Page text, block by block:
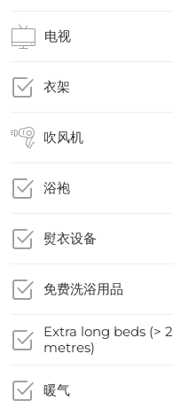
电视
衣架
吹风机
浴袍
熨衣设备
免费洗浴用品
Extra long beds (> 2
metres)
暖气